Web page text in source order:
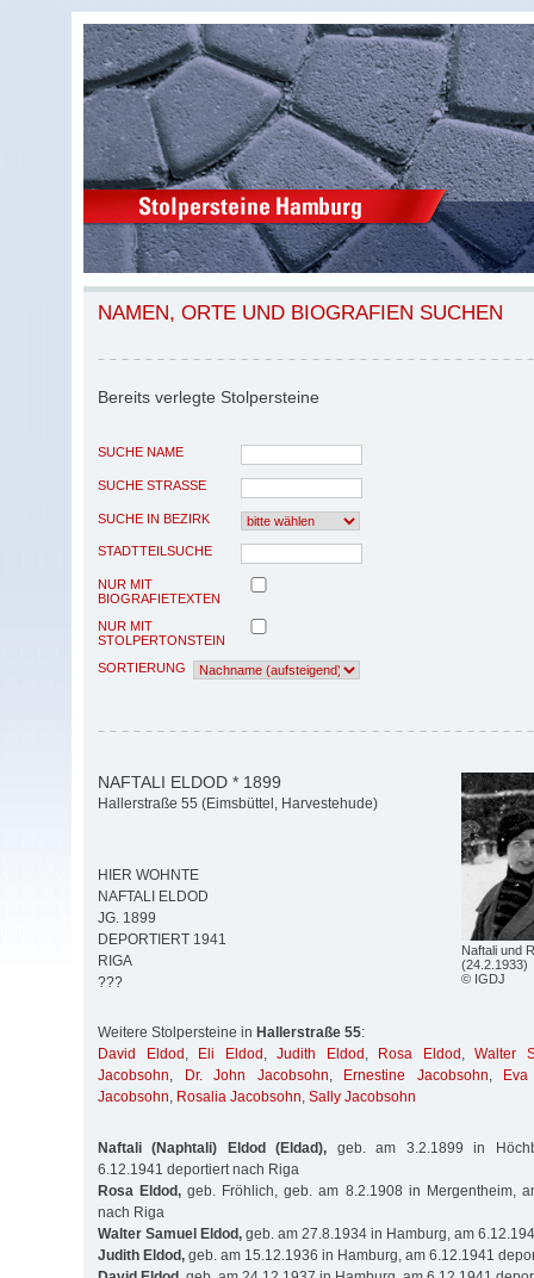
NAMEN, ORTE UND BIOGRAFIEN SUCHEN
Bereits verlegte Stolpersteine
SUCHE NAME
SUCHE STRASSE
SUCHE IN BEZIRK
STADTTEILSUCHE
NUR MIT
BIOGRAFIETEXTEN
NUR MIT
STOLPERTONSTEIN
SORTIERUNG
Naftali und
(24.2.1933)
© IGDJ
NAFTALI ELDOD * 1899
Hallerstraße 55 (Eimsbüttel, Harvestehude)
HIER WOHNTE
NAFTALI ELDOD
JG. 1899
DEPORTIERT 1941
RIGA
???
Weitere Stolpersteine in Hallerstraße 55:
David Eldod , Eli Eldod ,Judith Eldod , Rosa Eldod ,Walter
Jacobsohn, Dr. John Jacobsohn, Ernestine Jacobsohn,
Jacobsohn, Rosalia Jacobsohn, Sally Jacobsohn
Naftali (Naphtali) Eldod (Eldad), geb. am 3.2.1899 in
6.12.1941 deportiert nach Riga
Rosa Eldod, geb. Fröhlich, geb. am 8.2.1908 in Mergentheim,
nach Riga
Walter Samuel Eldod, geb. am 27.8.1934 in Hamburg, am
Judith Eldod, geb. am 15.12.1936 in Hamburg, am 6.12.1941